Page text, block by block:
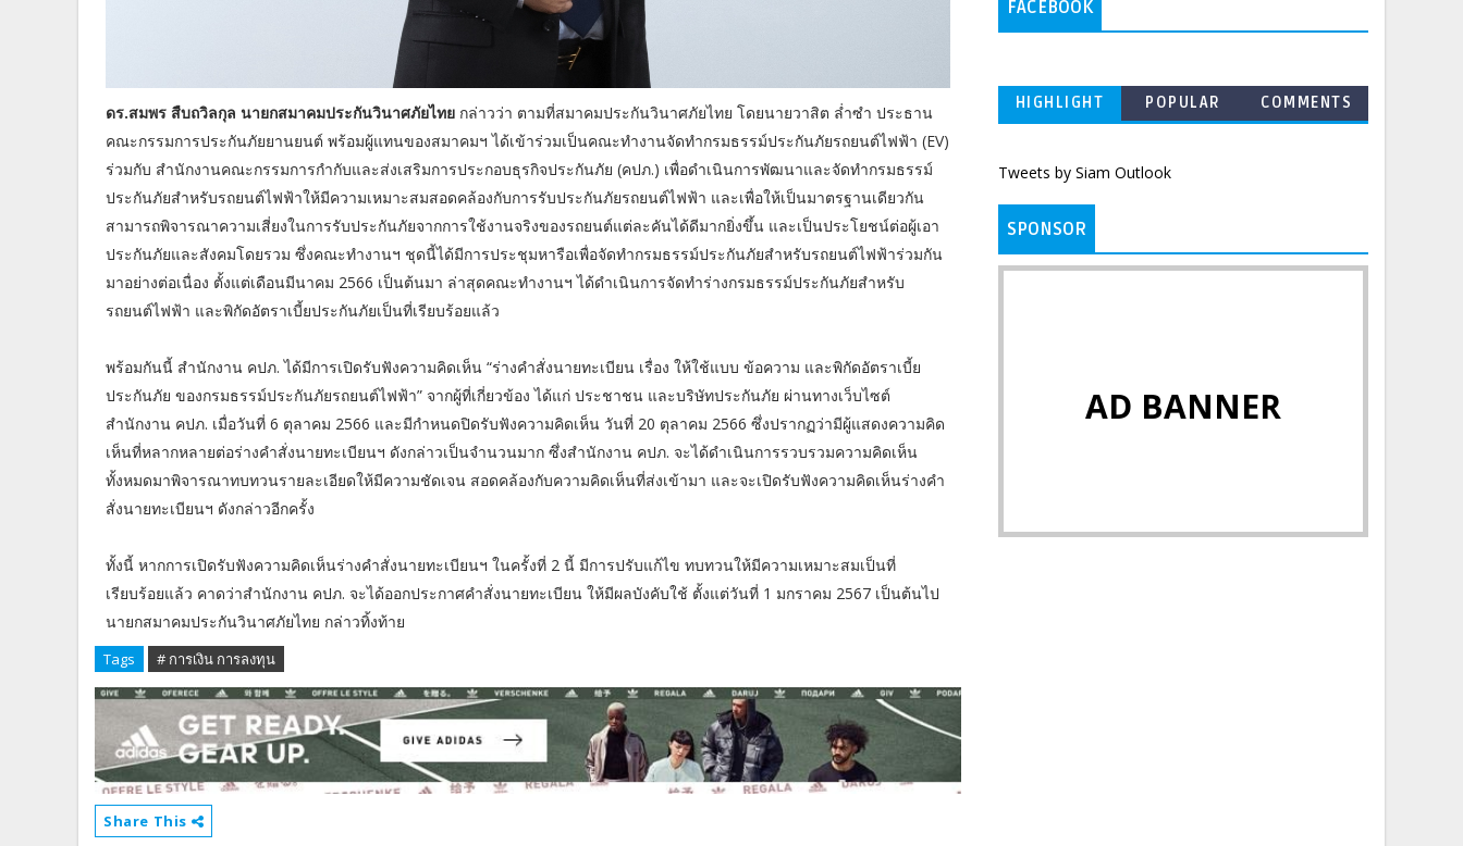
ดร.สมพร สืบถวิลกุล นายกสมาคมประกันวินาศภัยไทย กล่าวว่า ตามที่สมาคมประกันวินาศภัยไทย โดยนายวาสิต ล่ำซำ ประธาน
คณะกรรมการประกันภัยยานยนต์ พร้อมผู้แทนของสมาคมฯ ได้เข้าร่วมเป็นคณะทำงานจัดทำกรมธรรม์ประกันภัยรถยนต์ไฟฟ้า (EV)
ร่วมกับ สำนักงานคณะกรรมการกำกับและส่งเสริมการประกอบธุรกิจประกันภัย (คปภ.) เพื่อดำเนินการพัฒนาและจัดทำกรมธรรม์
ประกันภัยสำหรับรถยนต์ไฟฟ้าให้มีความเหมาะสมสอดคล้องกับการรับประกันภัยรถยนต์ไฟฟ้า และเพื่อให้เป็นมาตรฐานเดียวกัน
สามารถพิจารณาความเสี่ยงในการรับประกันภัยจากการใช้งานจริงของรถยนต์แต่ละคันได้ดีมากยิ่งขึ้น และเป็นประโยชน์ต่อผู้เอา
ประกันภัยและสังคมโดยรวม ซึ่งคณะทำงานฯ ชุดนี้ได้มีการประชุมหารือเพื่อจัดทำกรมธรรม์ประกันภัยสำหรับรถยนต์ไฟฟ้าร่วมกัน
มาอย่างต่อเนื่อง ตั้งแต่เดือนมีนาคม 2566 เป็นต้นมา ล่าสุดคณะทำงานฯ ได้ดำเนินการจัดทำร่างกรมธรรม์ประกันภัยสำหรับ
รถยนต์ไฟฟ้า และพิกัดอัตราเบี้ยประกันภัยเป็นที่เรียบร้อยแล้ว
พร้อมกันนี้ สำนักงาน คปภ. ได้มีการเปิดรับฟังความคิดเห็น “ร่างคำสั่งนายทะเบียน เรื่อง ให้ใช้แบบ ข้อความ และพิกัดอัตราเบี้ย
ประกันภัย ของกรมธรรม์ประกันภัยรถยนต์ไฟฟ้า” จากผู้ที่เกี่ยวข้อง ได้แก่ ประชาชน และบริษัทประกันภัย ผ่านทางเว็บไซต์
สำนักงาน คปภ. เมื่อวันที่ 6 ตุลาคม 2566 และมีกำหนดปิดรับฟังความคิดเห็น วันที่ 20 ตุลาคม 2566 ซึ่งปรากฏว่ามีผู้แสดงความคิด
เห็นที่หลากหลายต่อร่างคำสั่งนายทะเบียนฯ ดังกล่าวเป็นจำนวนมาก ซึ่งสำนักงาน คปภ. จะได้ดำเนินการรวบรวมความคิดเห็น
ทั้งหมดมาพิจารณาทบทวนรายละเอียดให้มีความชัดเจน สอดคล้องกับความคิดเห็นที่ส่งเข้ามา และจะเปิดรับฟังความคิดเห็นร่างคำ
สั่งนายทะเบียนฯ ดังกล่าวอีกครั้ง
ทั้งนี้ หากการเปิดรับฟังความคิดเห็นร่างคำสั่งนายทะเบียนฯ ในครั้งที่ 2 นี้ มีการปรับแก้ไข ทบทวนให้มีความเหมาะสมเป็นที่
เรียบร้อยแล้ว คาดว่าสำนักงาน คปภ. จะได้ออกประกาศคำสั่งนายทะเบียน ให้มีผลบังคับใช้ ตั้งแต่วันที่ 1 มกราคม 2567 เป็นต้นไป
นายกสมาคมประกันวินาศภัยไทย กล่าวทิ้งท้าย
Tags # การเงิน การลงทุน
Share This
FACEBOOK
HIGHLIGHT POPULAR COMMENTS
Tweets by Siam Outlook
SPONSOR
AD BANNER